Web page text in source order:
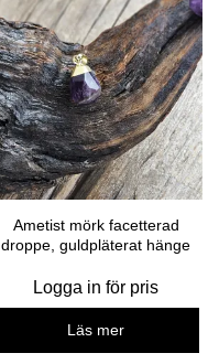
Ametist mörk facetterad
droppe, guldpläterat hänge
Logga in för pris
Läs mer